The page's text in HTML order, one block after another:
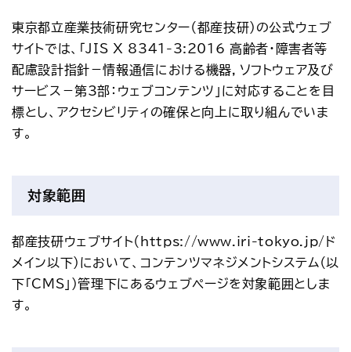
チャットで相談 ご利用案内 メルマガ登録
東京都立産業技術研究センター（都産技研）の公式ウェブ
サイトでは、「JIS X 8341-3:2016 高齢者・障害者等
配慮設計指針－情報通信における機器，ソフトウェア及び
サービス－第3部：ウェブコンテンツ」に対応することを目
標とし、アクセシビリティの確保と向上に取り組んでいま
す。
対象範囲
都産技研ウェブサイト（https://www.iri-tokyo.jp/ド
メイン以下）において、コンテンツマネジメントシステム（以
下「CMS」）管理下にあるウェブページを対象範囲としま
す。